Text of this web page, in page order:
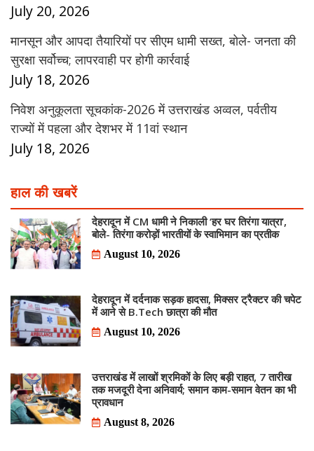
July 20, 2026
मानसून और आपदा तैयारियों पर सीएम धामी सख्त, बोले- जनता की
सुरक्षा सर्वोच्च; लापरवाही पर होगी कार्रवाई
July 18, 2026
निवेश अनुकूलता सूचकांक-2026 में उत्तराखंड अव्वल, पर्वतीय
राज्यों में पहला और देशभर में 11वां स्थान
July 18, 2026
हाल की खबरें
देहरादून में CM धामी ने निकाली ‘हर घर तिरंगा यात्रा’,
बोले- तिरंगा करोड़ों भारतीयों के स्वाभिमान का प्रतीक
August 10, 2026
देहरादून में दर्दनाक सड़क हादसा, मिक्सर ट्रैक्टर की चपेट
में आने से B.Tech छात्रा की मौत
August 10, 2026
उत्तराखंड में लाखों श्रमिकों के लिए बड़ी राहत, 7 तारीख
तक मजदूरी देना अनिवार्य; समान काम-समान वेतन का भी
प्रावधान
August 8, 2026